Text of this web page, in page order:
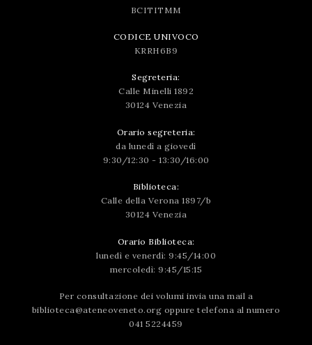
BCITITMM
CODICE UNIVOCO
KRRH6B9
Segreteria:
Calle Minelli 1892
30124 Venezia
Orario segreteria:
da lunedì a giovedì
9:30/12:30 - 13:30/16:00
Biblioteca:
Calle della Verona 1897/b
30124 Venezia
Orario Biblioteca:
lunedì e venerdì: 9:45/14:00
mercoledì: 9:45/15:15
Per consultazione dei volumi invia una mail a
biblioteca@ateneoveneto.org oppure telefona al numero
041 5224459